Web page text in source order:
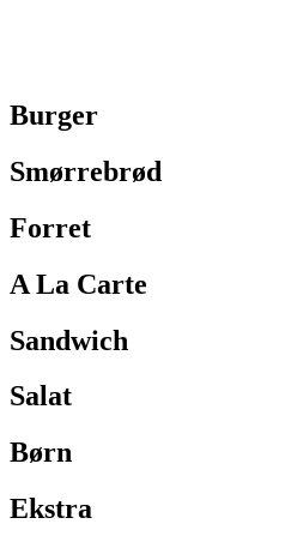
Burger
Smørrebrød
Forret
A La Carte
Sandwich
Salat
Børn
Ekstra